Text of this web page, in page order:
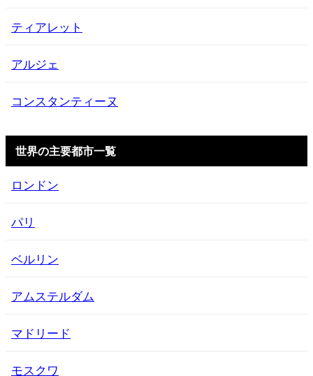
ティアレット
アルジェ
コンスタンティーヌ
世界の主要都市一覧
ロンドン
パリ
ベルリン
アムステルダム
マドリード
モスクワ